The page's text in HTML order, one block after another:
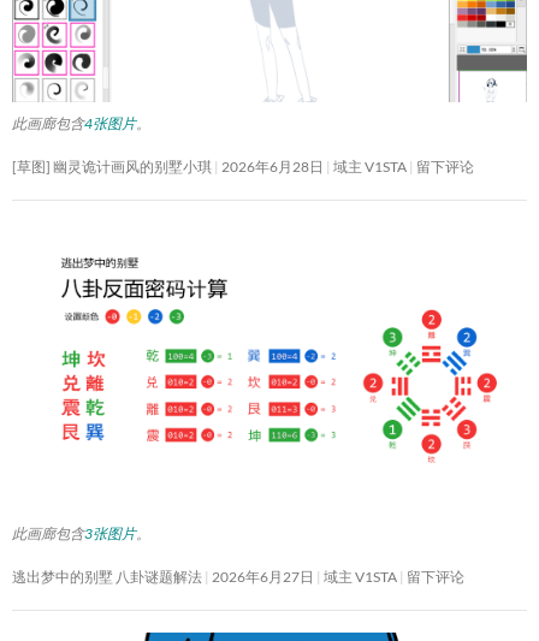
此画廊包含4张图片。
[草图] 幽灵诡计画风的别墅小琪 2026年6月28日 域主 V1STA 留下评论
此画廊包含3张图片。
逃出梦中的别墅 八卦谜题解法 2026年6月27日 域主 V1STA 留下评论